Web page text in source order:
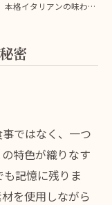
本格イタリアンの味わいと秘密
密
ではなく、一つ
特色が織りなす
記憶に残りま
を使用しながら